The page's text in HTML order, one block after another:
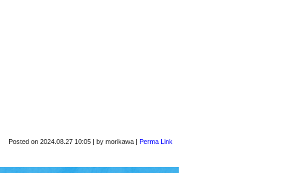
Posted on 2024.08.27 10:05| by morikawa| Perma Link